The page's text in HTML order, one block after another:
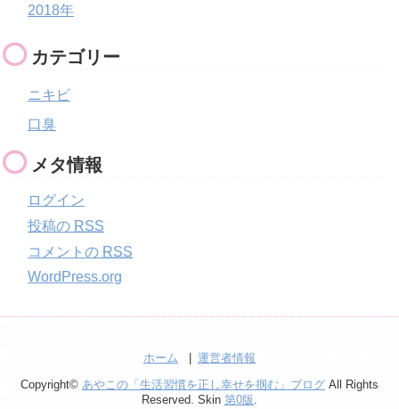
2018年
カテゴリー
ニキビ
口臭
メタ情報
ログイン
投稿の RSS
コメントの RSS
WordPress.org
ホーム
運営者情報
Copyright© あやこの「生活習慣を正し幸せを掴む」ブログ All Rights
Reserved. Skin 第0版